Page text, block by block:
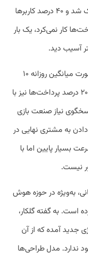
مدت همه بازی‌های ما روی همراه اول بلاک شد و ۴۰ درصد کاربرها
کار نمی‌کرد، یک بار
به گفته گلکار، بازی‌های این استودیو به صورت میانگین روزانه ۱۰
درصد از زمان در دسترس نبوده‌اند و ۱۵ تا ۲۰ درصد پرداخت‌ها نیز با
نیاز صنعت بازی
به مشتری نهایی در
بسیار پایین اما با
نیست.
به‌ویژه در حوزه هوش
است. به گفته گلکار،
جدید آمده که از آن
ندارد. مدل طراحی‌ها